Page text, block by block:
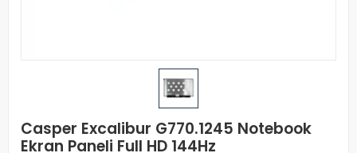
Casper Excalibur G770.1245 Notebook
Ekran Paneli Full HD 144Hz